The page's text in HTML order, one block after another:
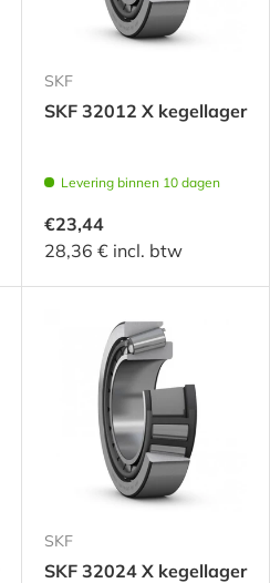
SKF
SKF 32012 X kegellager
Levering binnen 10 dagen
€23,44
28,36 € incl. btw
SKF
SKF 32024 X kegellager